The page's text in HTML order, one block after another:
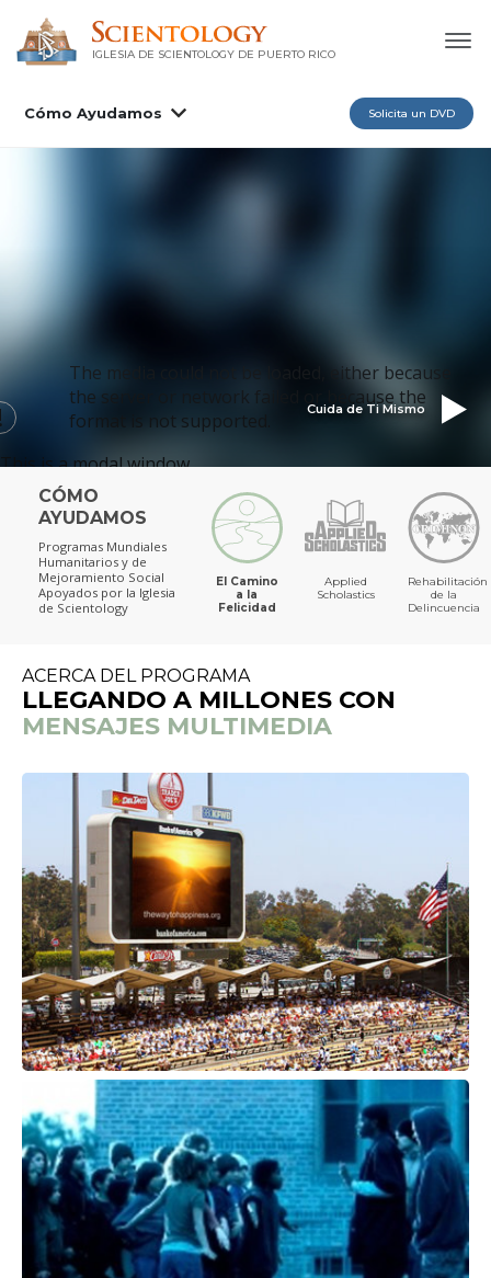
IGLESIA DE SCIENTOLOGY DE PUERTO RICO
Cómo Ayudamos Solicita un DVD
This is a modal window.
The media could not be loaded, either because
the server or network failed or because the
format is not supported.
Cuida de Ti Mismo
CÓMO
AYUDAMOS
Programas Mundiales
Humanitarios y de
Mejoramiento Social
Apoyados por la Iglesia
de Scientology
El Camino
a la
Felicidad
Applied
Scholastics
Rehabilitación
de la
Delincuencia
ACERCA DEL PROGRAMA
LLEGANDO A MILLONES CON
MENSAJES MULTIMEDIA